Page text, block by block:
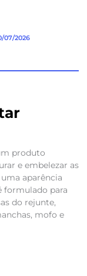
07/2026
produto
e embelezar as
aparência
formulado para
do rejunte,
mofo e